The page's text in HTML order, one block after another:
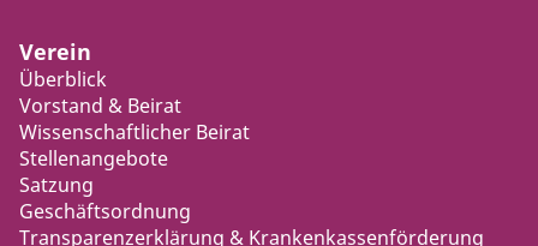
Verein
Überblick
Vorstand & Beirat
Wissenschaftlicher Beirat
Stellenangebote
Satzung
Geschäftsordnung
Transparenzerklärung & Krankenkassenförderung